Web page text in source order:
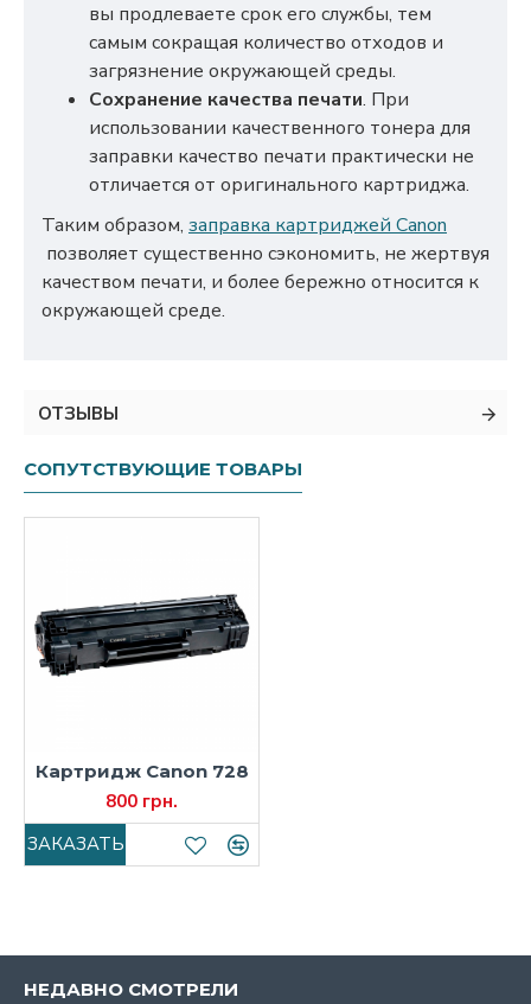
вы продлеваете срок его службы, тем
самым сокращая количество отходов и
загрязнение окружающей среды.
Сохранение качества печати. При
использовании качественного тонера для
заправки качество печати практически не
отличается от оригинального картриджа.
Таким образом, заправка картриджей Canon
позволяет существенно сэкономить, не жертвуя
качеством печати, и более бережно относится к
окружающей среде.
ОТЗЫВЫ
СОПУТСТВУЮЩИЕ ТОВАРЫ
Картридж Canon 728
800 грн.
ЗАКАЗАТЬ
НЕДАВНО СМОТРЕЛИ